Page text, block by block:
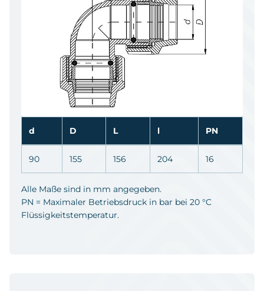
d D L l PN
90 155 156 204 16
Alle Maße sind in mm angegeben.
PN = Maximaler Betriebsdruck in bar bei 20 °C
Flüssigkeitstemperatur.